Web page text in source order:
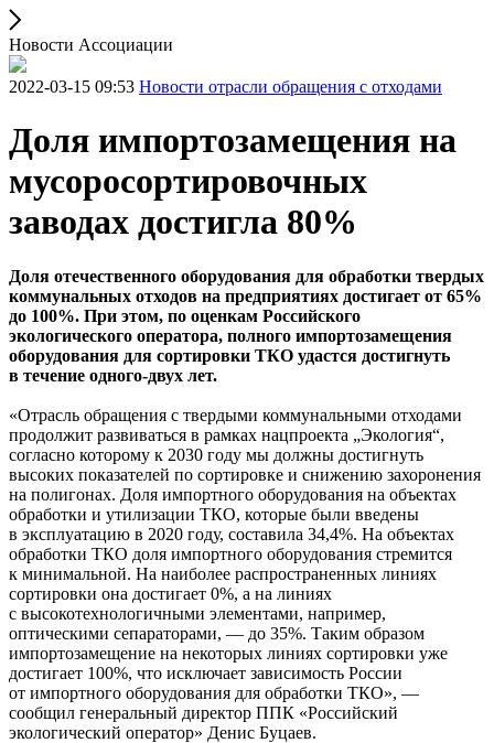
Новости Ассоциации
2022-03-15 09:53 Новости отрасли обращения с отходами
Доля импортозамещения на
мусоросортировочных
заводах достигла 80%
Доля отечественного оборудования для обработки твердых
коммунальных отходов на предприятиях достигает от 65%
до 100%. При этом, по оценкам Российского
экологического оператора, полного импортозамещения
оборудования для сортировки ТКО удастся достигнуть
в течение одного-двух лет.
«Отрасль обращения с твердыми коммунальными отходами
продолжит развиваться в рамках нацпроекта „Экология“,
согласно которому к 2030 году мы должны достигнуть
высоких показателей по сортировке и снижению захоронения
на полигонах. Доля импортного оборудования на объектах
обработки и утилизации ТКО, которые были введены
в эксплуатацию в 2020 году, составила 34,4%. На объектах
обработки ТКО доля импортного оборудования стремится
к минимальной. На наиболее распространенных линиях
сортировки она достигает 0%, а на линиях
с высокотехнологичными элементами, например,
оптическими сепараторами, — до 35%. Таким образом
импортозамещение на некоторых линиях сортировки уже
достигает 100%, что исключает зависимость России
от импортного оборудования для обработки ТКО», —
сообщил генеральный директор ППК «Российский
экологический оператор» Денис Буцаев.